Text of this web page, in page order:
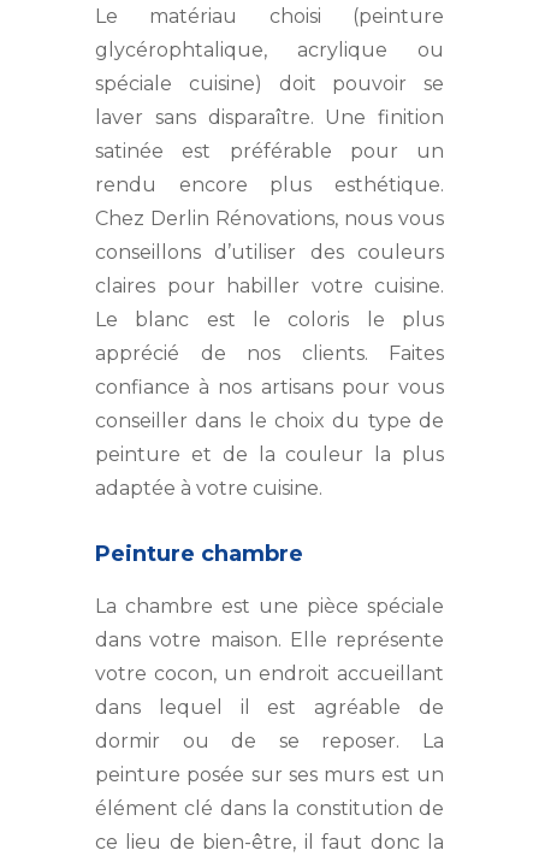
Le matériau choisi (peinture
glycérophtalique, acrylique ou
spéciale cuisine) doit pouvoir se
laver sans disparaître. Une finition
satinée est préférable pour un
rendu encore plus esthétique.
Chez Derlin Rénovations, nous vous
conseillons d’utiliser des couleurs
claires pour habiller votre cuisine.
Le blanc est le coloris le plus
apprécié de nos clients. Faites
confiance à nos artisans pour vous
conseiller dans le choix du type de
peinture et de la couleur la plus
adaptée à votre cuisine.
Peinture chambre
La chambre est une pièce spéciale
dans votre maison. Elle représente
votre cocon, un endroit accueillant
dans lequel il est agréable de
dormir ou de se reposer. La
peinture posée sur ses murs est un
élément clé dans la constitution de
ce lieu de bien-être, il faut donc la